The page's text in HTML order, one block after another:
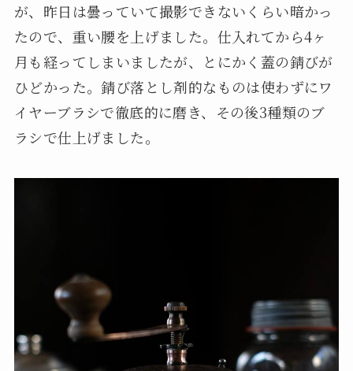
が、昨日は曇っていて撮影できないくらい暗かっ
たので、重い腰を上げました。仕入れてから4ヶ
月も経ってしまいましたが、とにかく蓋の錆びが
ひどかった。錆び落とし剤的なものは使わずにワ
イヤーブラシで徹底的に磨き、その後3種類のブ
ラシで仕上げました。